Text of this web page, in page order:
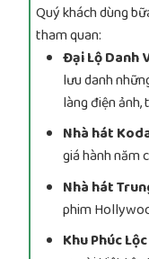
Quý khách dùng
tham quan:
Đại Lộ Danh
lưu danh
làng điện ảnh,
Nhà hát
giá hành năm
Nhà hát
phim
Khu Phúc